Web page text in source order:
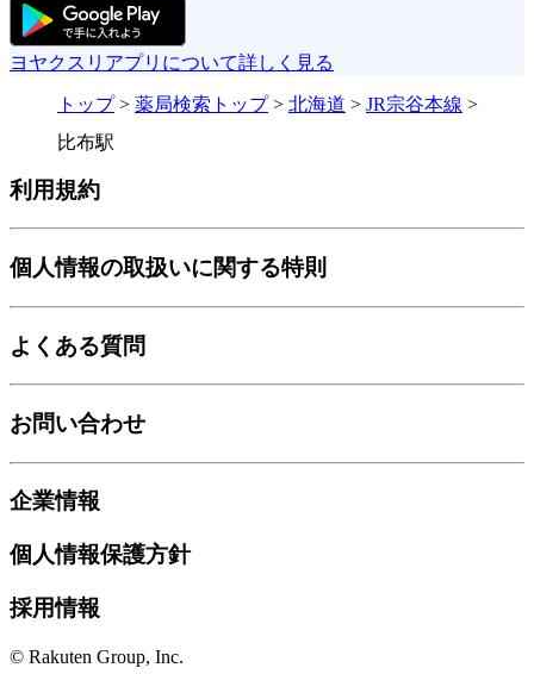
ヨヤクスリアプリについて詳しく見る
トップ> 薬局検索トップ> 北海道 > JR宗谷本線 >
比布駅
利用規約
個人情報の取扱いに関する特則
よくある質問
お問い合わせ
企業情報
個人情報保護方針
採用情報
© Rakuten Group, Inc.